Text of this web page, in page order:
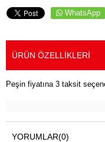
WhatsApp
ÜRÜN ÖZELLIKLERI
Peşin fiyatına 3 taksit
YORUMLAR(0)